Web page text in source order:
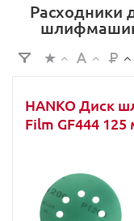
Расходники
HANKO Диск
Film GF444 125